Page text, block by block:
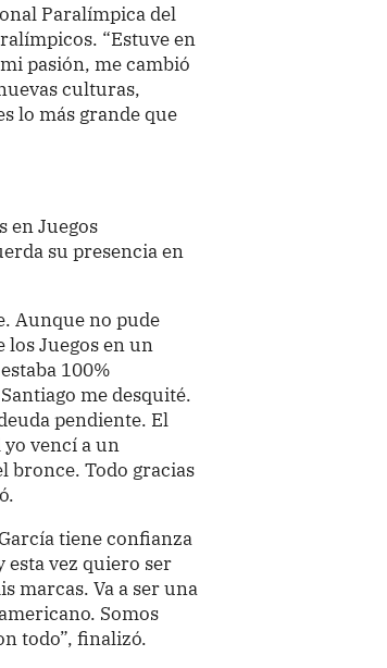
Paralímpica del
“Estuve en
pasión, me cambió
culturas,
lo más grande que
en Juegos
su presencia en
Aunque no pude
los Juegos en un
100%
me desquité.
pendiente. El
vencí a un
bronce. Todo gracias
tiene confianza
esta vez quiero ser
marcas. Va a ser una
Somos
todo”, finalizó.